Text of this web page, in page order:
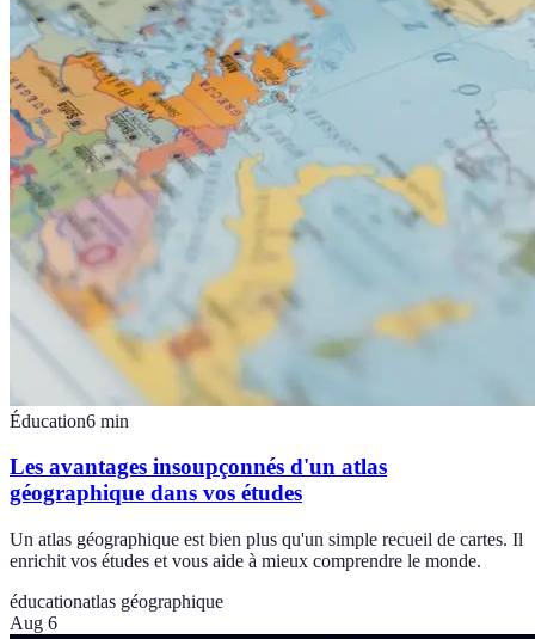
Éducation6 min
Les avantages insoupçonnés d'un atlas
géographique dans vos études
Un atlas géographique est bien plus qu'un simple recueil de cartes. Il
enrichit vos études et vous aide à mieux comprendre le monde.
éducationatlas géographique
Aug 6